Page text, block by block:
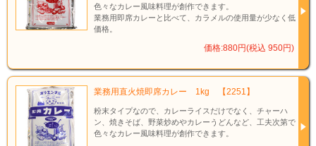
色々なカレー風味料理が創作できます。
業務用即席カレーと比べて、カラメルの使用量が少なく低
価格。
価格:880円(税込 950円)
業務用直火焼即席カレー 1kg 【2251】
粉末タイプなので、カレーライスだけでなく、チャーハ
ン、焼きそば、野菜炒めやカレーうどんなど、工夫次第で
色々なカレー風味料理が創作できます。